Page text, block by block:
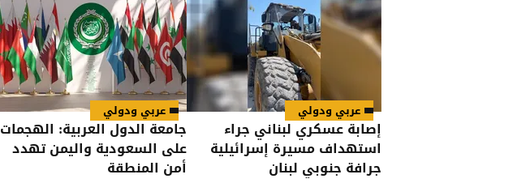
عربي ودولي
إصابة عسكري لبناني جراء
استهداف مسيرة إسرائيلية
جرافة جنوبي لبنان
عربي ودولي
جامعة الدول العربية: الهجمات
على السعودية واليمن تهدد
أمن المنطقة